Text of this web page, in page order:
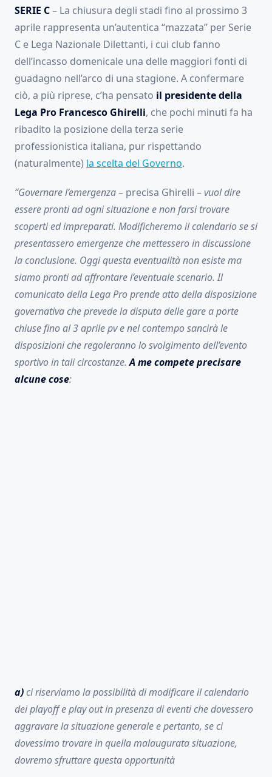
SERIE C– La chiusura degli stadi fino al prossimo 3
aprile rappresenta un’autentica “mazzata” per Serie
C e Lega Nazionale Dilettanti, i cui club fanno
dell’incasso domenicale una delle maggiori fonti di
guadagno nell’arco di una stagione. A confermare
ciò, a più riprese, c’ha pensato il presidente della
Lega Pro Francesco Ghirelli, che pochi minuti fa ha
ribadito la posizione della terza serie
professionistica italiana, pur rispettando
(naturalmente) la scelta del Governo.
“Governare l’emergenza– precisa Ghirelli –vuol dire
essere pronti ad ogni situazione e non farsi trovare
scoperti ed impreparati. Modificheremo il calendario se si
presentassero emergenze che mettessero in discussione
la conclusione. Oggi questa eventualità non esiste ma
siamo pronti ad affrontare l’eventuale scenario. Il
comunicato della Lega Pro prende atto della disposizione
governativa che prevede la disputa delle gare a porte
chiuse fino al 3 aprile pv e nel contempo sancirà le
disposizioni che regoleranno lo svolgimento dell’evento
sportivo in tali circostanze.A me compete precisare
alcune cose:
a)ci riserviamo la possibilità di modificare il calendario
dei playoff e play out in presenza di eventi che dovessero
aggravare la situazione generale e pertanto, se ci
dovessimo trovare in quella malaugurata situazione,
dovremo sfruttare questa opportunità